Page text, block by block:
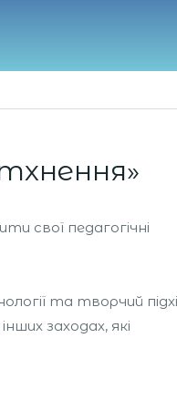
свої педагогічні
та творчий
заходах, які